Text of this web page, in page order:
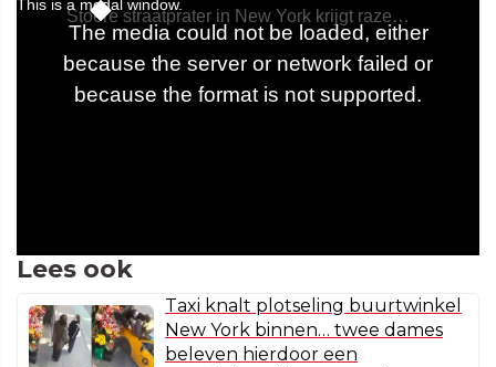
Lees ook
Taxi knalt plotseling buurtwinkel
New York binnen… twee dames
beleven hierdoor een